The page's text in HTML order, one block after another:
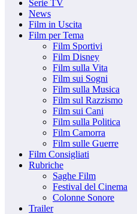
Serie TV
News
Film in Uscita
Film per Tema
Film Sportivi
Film Disney
Film sulla Vita
Film sui Sogni
Film sulla Musica
Film sul Razzismo
Film sui Cani
Film sulla Politica
Film Camorra
Film sulle Guerre
Film Consigliati
Rubriche
Saghe Film
Festival del Cinema
Colonne Sonore
Trailer